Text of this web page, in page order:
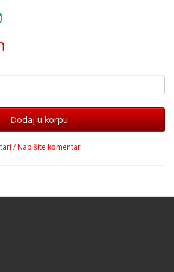
Dodaj u korpu
/Napišite komentar